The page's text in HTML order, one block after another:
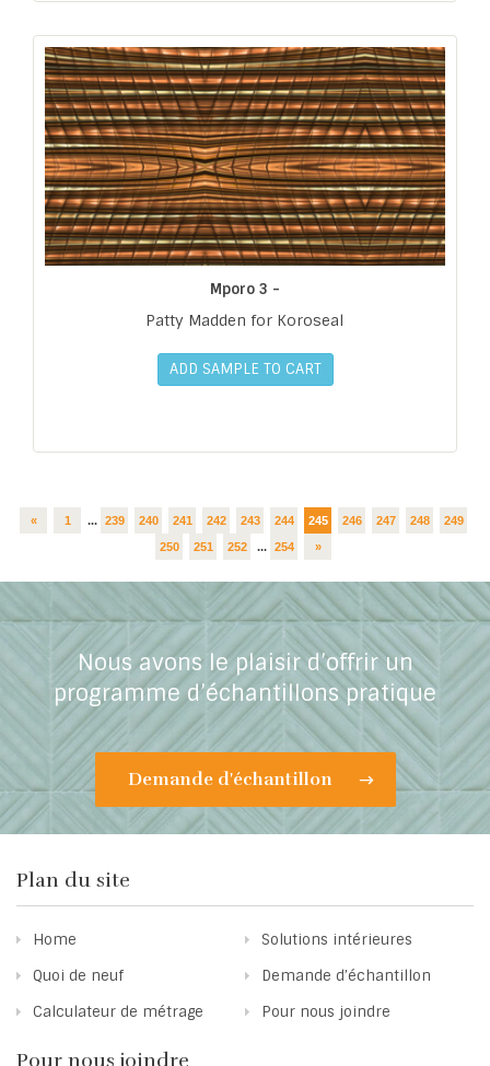
Mporo 3 -
Patty Madden for Koroseal
ADD SAMPLE TO CART
« 1 ... 239 240 241 242 243 244 245 246 247 248
249
250
251 252 ... 254 »
Nous avons le plaisir d’offrir un
programme d’échantillons pratique
Demande d'échantillon
Plan du site
Home
Solutions intérieures
Quoi de neuf
Demande d’échantillon
Calculateur de métrage
Pour nous joindre
Pour nous joindre